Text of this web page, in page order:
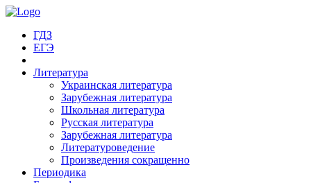
ГДЗ
ЕГЭ
Литература
Украинская литература
Зарубежная литература
Школьная литература
Русская литература
Зарубежная литература
Литературоведение
Произведения сокращенно
Периодика